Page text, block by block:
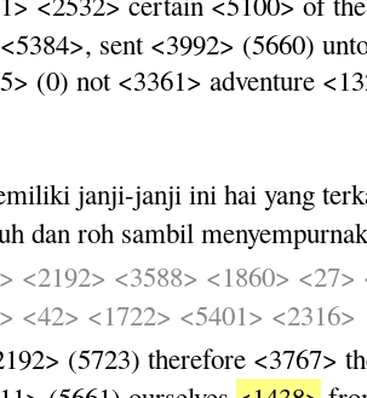
sent <3992> (5660)
(0) not <3361> adventure
janji-janji ini hai yang
dan roh sambil
<2192> <3588> <1860> <27>
<42> <1722> <5401> <2316>
(5723) therefore <3767>